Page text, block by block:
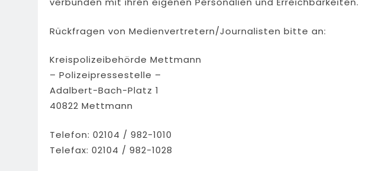
Rückfragen von Medienvertretern/Journalisten bitte an:
Kreispolizeibehörde Mettmann
– Polizeipressestelle –
Adalbert-Bach-Platz 1
40822 Mettmann
Telefon: 02104 / 982-1010
Telefax: 02104 / 982-1028